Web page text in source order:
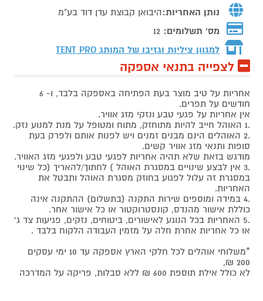
נותן האחריות:היבואן קבוצת עדן דוד בע"מ
מס' תשלומים: 12
למגוון ציליות וגזיבו של המותג TENT PRO
לצפייה בתנאי אספקה
אחריות על טיב מוצר בעת הפתיחה באספקה בלבד, ו- 6
חודשים על תפרים.
אין אחריות על פגעי טבע ונזקי מזג אוויר.
.1 האוהל חייב להיות מתוחזק, מתוח ומטופל על מנת למנוע נזק.
.2 האוהלים הינם מבנים זמנים ויש לפנות אותם ולפרק בעת
סופות ותנאי מזג אוויר קשים.
מודגש בזאת שלא תהיה אחריות לפגעי טבע ולפגעי מזג האוויר.
.3 אין לבצע שינויים במסגרת האוהל ) לחתוך/להאריך (כל שינוי
במסגרת זה עלול לפגוע בחוזק מסגרת האוהל ותבטל את
האחריות.
.4 במידה ומוספים שירות התקנה (בתשלום) ההתקנה אינה
כוללת אישור מהנדס, קונסטרוקטור או כל אישור אחר.
.5 האחריות בכל הנוגע לאישורים, ביטוחים, נזקים, פגיעות צד ג'
או כל אחריות אחרת חלה על מזמין העבודה הלקוח בלבד .
*משלוחי אוהלים לכל חלקי הארץ אספקה עד 10 ימי עסקים
200 ₪,
לא כולל אילת תוספת 600 ₪ ללא סבלות, פריקה על המדרכה